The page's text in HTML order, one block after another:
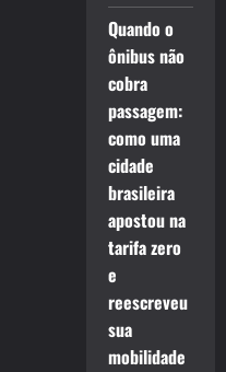
Quando o
ônibus não
cobra
passagem:
como uma
cidade
brasileira
apostou na
tarifa zero
e
reescreveu
sua
mobilidade